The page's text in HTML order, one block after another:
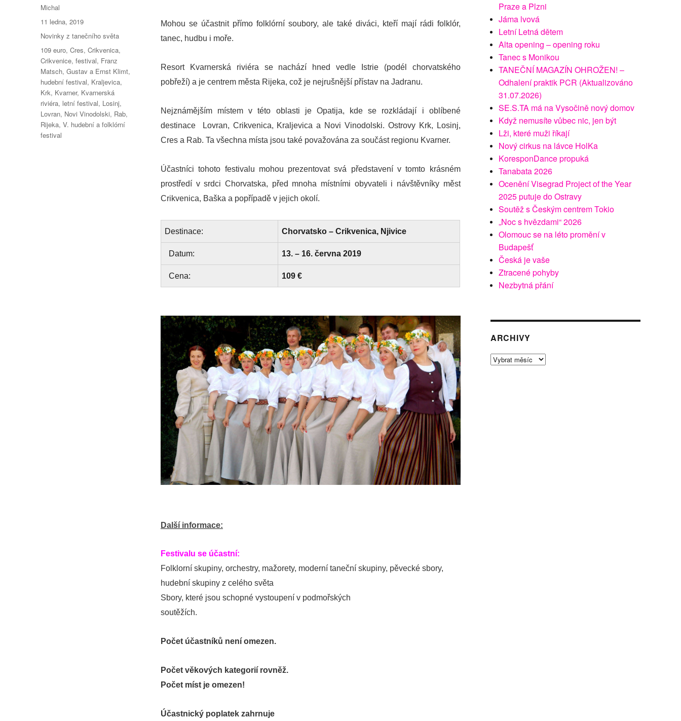
Mohou se účastnit přímo folklórní soubory, ale také diváci, kteří mají rádi folklór,
tanec, hudbu i moře.
Resort Kvarnerská riviéra se nachází hned vedle Istrie (podél chorvatského
pobřeží) a je centrem města Rijeka, což je nejrušnější přístav na Jadranu.
Nejznámějším místem v této oblasti je Opatija, kde se rozkládají i oblíbené
destinace Lovran, Crikvenica, Kraljevica a Novi Vinodolski. Ostrovy Krk, Losinj,
Cres a Rab. Ta všechna místa jsou také považována za součást regionu Kvarner.
Účastníci tohoto festivalu mohou prezentovat svá představení v tomto krásném
prostředí v srdci Chorvatska, před mnoha místními obyvateli i návštěvníky měst
Crikvenica, Baška a popřípadě v jejich okolí.
Destinace: Chorvatsko – Crikvenica, Njivice
Datum: 13. – 16. června 2019
Cena: 109 €
Další informace:
Festivalu se účastní:
Folklorní skupiny, orchestry, mažorety, moderní taneční skupiny, pěvecké sbory,
hudební skupiny z celého světa
Sbory, které jsou schopné vystoupení v podmořských
soutěžích.
Počet účastníků není omezen.
Počet věkových kategorií rovněž.
Počet míst je omezen!
Účastnický poplatek zahrnuje
Autor:
Michal
Publikováno:
11 ledna, 2019
Rubriky:
Novinky z tanečního světa
Štítky:
109 euro,Cres,Crikvenica,
Crikvenice,festival, Franz
Matsch,Gustav a Ernst Klimt,
hudební festival, Kraljevica,
Krk, Kvarner, Kvarnerská
riviéra, letní festival, Losinj,
Lovran, Novi Vinodolski, Rab,
Rijeka,V. hudební a folklórní
festival
Praze a Plzni
Jáma lvová
Letní Letná dětem
Alta opening – opening roku
Tanec s Monikou
TANEČNÍ MAGAZÍN OHROŽEN! –
Odhalení praktik PCR (Aktualizováno
31.07.2026)
SE.S.TA má na Vysočině nový domov
Když nemusíte vůbec nic, jen být
Lži, které muži říkají
Nový cirkus na lávce HolKa
KoresponDance propuká
Tanabata 2026
Ocenění Visegrad Project of the Year
2025 putuje do Ostravy
Soutěž s Českým centrem Tokio
„Noc s hvězdami“ 2026
Olomouc se na léto promění v
Budapešť
Česká je vaše
Ztracené pohyby
Nezbytná přání
ARCHIVY
Archivy